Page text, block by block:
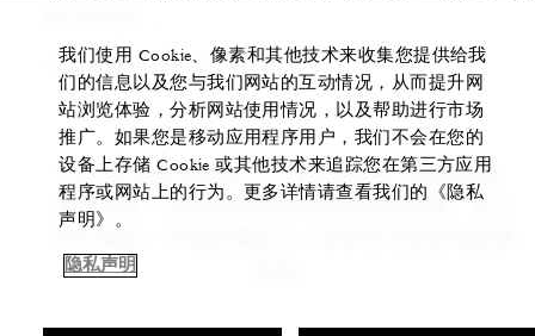
150分钟 - 人民币16,999元
* 所示价格须另加收10%服务费及6%相关税费。
另请注意：价格和护理项目随时可能变更，恕不
另行通知。护理效果因个人身体状况和其他因素
我们使用 Cookie、像素和其他技术来收集您提供给我
们的信息以及您与我们网站的互动情况，从而提升网
站浏览体验，分析网站使用情况，以及帮助进行市场
推广。如果您是移动应用程序用户，我们不会在您的
设备上存储 Cookie 或其他技术来追踪您在第三方应用
程序或网站上的行为。更多详情请查看我们的《隐私
声明》。
隐私声明